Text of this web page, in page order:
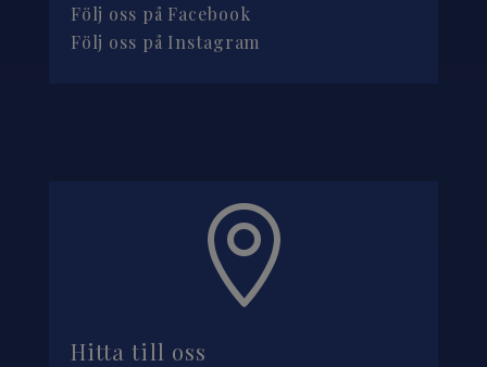
Följ oss på Facebook
Följ oss på Instagram

Hitta till oss